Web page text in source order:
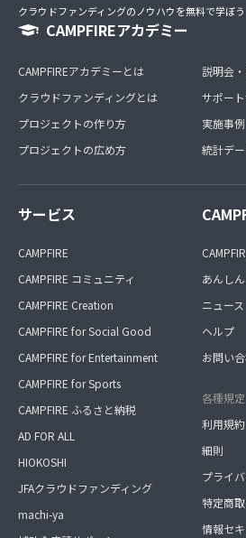
クラウドファンディングのノウハウを無料で学ぼう
CAMPFIREアカデミー
CAMPFIREアカデミーとは
クラウドファンディングとは
プロジェクトの作り方
プロジェクトの広め方
説明会
サポー
実施事例
統計デ
サービス
CAMPFIRE
CAMPFIRE コミュニティ
CAMPFIRE Creation
CAMPFIRE for Social Good
CAMPFIRE for Entertainment
CAMPFIRE for Sports
CAMPFIRE ふるさと納税
AD FOR ALL
HIOKOSHI
JFAクラウドファンディング
machi-ya
あんし
ニュース
ヘルプ
お問い
各種規定
利用規約
細則
プライ
特定商
情報セ